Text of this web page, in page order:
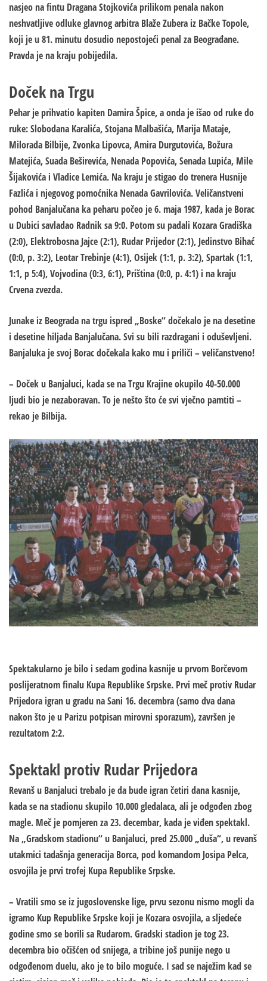
nasjeo na fintu Dragana Stojkovića prilikom penala nakon
neshvatljive odluke glavnog arbitra Blaže Zubera iz Bačke Topole,
koji je u 81. minutu dosudio nepostojeći penal za Beograđane.
Pravda je na kraju pobijedila.
Doček na Trgu
Pehar je prihvatio kapiten Damira Špice, a onda je išao od ruke do
ruke: Slobodana Karalića, Stojana Malbašića, Marija Mataje,
Milorada Bilbije, Zvonka Lipovca, Amira Durgutovića, Božura
Matejića, Suada Beširevića, Nenada Popovića, Senada Lupića, Mile
Šijakovića i Vladice Lemića. Na kraju je stigao do trenera Husnije
Fazlića i njegovog pomoćnika Nenada Gavrilovića. Veličanstveni
pohod Banjalučana ka peharu počeo je 6. maja 1987, kada je Borac
u Dubici savladao Radnik sa 9:0. Potom su padali Kozara Gradiška
(2:0), Elektrobosna Jajce (2:1), Rudar Prijedor (2:1), Jedinstvo Bihać
(0:0, p. 3:2), Leotar Trebinje (4:1), Osijek (1:1, p. 3:2), Spartak (1:1,
1:1, p 5:4), Vojvodina (0:3, 6:1), Priština (0:0, p. 4:1) i na kraju
Crvena zvezda.
Junake iz Beograda na trgu ispred „Boske“ dočekalo je na desetine
i desetine hiljada Banjalučana. Svi su bili razdragani i oduševljeni.
Banjaluka je svoj Borac dočekala kako mu i priliči – veličanstveno!
– Doček u Banjaluci, kada se na Trgu Krajine okupilo 40-50.000
ljudi bio je nezaboravan. To je nešto što će svi vječno pamtiti –
rekao je Bilbija.
Spektakularno je bilo i sedam godina kasnije u prvom Borčevom
poslijeratnom finalu Kupa Republike Srpske. Prvi meč protiv Rudar
Prijedora igran u gradu na Sani 16. decembra (samo dva dana
nakon što je u Parizu potpisan mirovni sporazum), završen je
rezultatom 2:2.
Spektakl protiv Rudar Prijedora
Revanš u Banjaluci trebalo je da bude igran četiri dana kasnije,
kada se na stadionu skupilo 10.000 gledalaca, ali je odgođen zbog
magle. Meč je pomjeren za 23. decembar, kada je viđen spektakl.
Na „Gradskom stadionu“ u Banjaluci, pred 25.000 „duša“, u revanš
utakmici tadašnja generacija Borca, pod komandom Josipa Pelca,
osvojila je prvi trofej Kupa Republike Srpske.
– Vratili smo se iz jugoslovenske lige, prvu sezonu nismo mogli da
igramo Kup Republike Srpske koji je Kozara osvojila, a sljedeće
godine smo se borili sa Rudarom. Gradski stadion je tog 23.
decembra bio očišćen od snijega, a tribine još punije nego u
odgođenom duelu, ako je to bilo moguće. I sad se naježim kad se